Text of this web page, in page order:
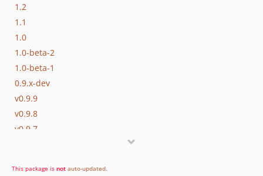
1.2
1.1
1.0
1.0-beta-2
1.0-beta-1
0.9.x-dev
v0.9.9
v0.9.8
v0.9.7
This package is not auto-updated.